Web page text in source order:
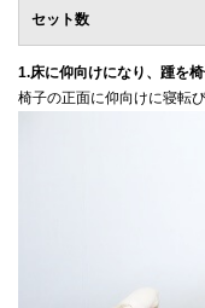
セット数
1.床に仰向けになり、踵を椅
椅子の正面に仰向けに寝転